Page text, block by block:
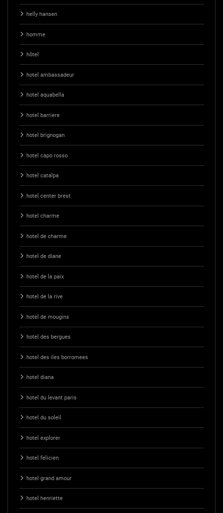
helly hansen
homme
hôtel
hotel ambassadeur
hotel aquabella
hotel barriere
hotel brignogan
hotel capo rosso
hotel catalpa
hotel center brest
hotel charme
hotel de charme
hotel de diane
hotel de la paix
hotel de la rive
hotel de mougins
hotel des bergues
hotel des iles borromees
hotel diana
hotel du levant paris
hotel du soleil
hotel explorer
hotel felicien
hotel grand amour
hotel henriette